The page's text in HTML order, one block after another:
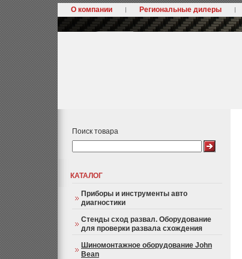
О компании Региональные дилеры
Поиск товара
КАТАЛОГ
Приборы и инструменты авто
диагностики
Стенды сход развал. Оборудование
для проверки развала схождения
Шиномонтажное оборудование John
Bean